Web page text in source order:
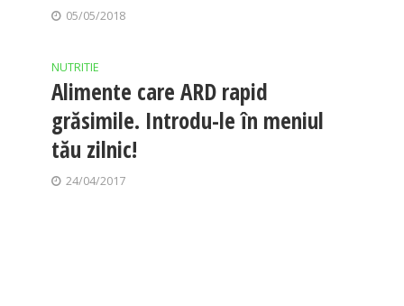
05/05/2018
NUTRITIE
Alimente care ARD rapid
grăsimile. Introdu-le în meniul
tău zilnic!
24/04/2017